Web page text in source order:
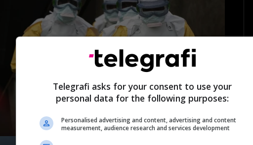
Telegrafi asks for your consent to use your
personal data for the following purposes:
Personalised advertising and content, advertising and content
measurement, audience research and services development